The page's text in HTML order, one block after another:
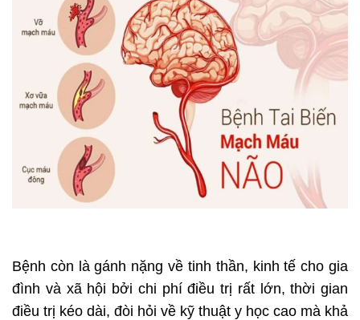
Bệnh còn là gánh nặng về tinh thần, kinh tế cho gia
đình và xã hội bởi chi phí điều trị rất lớn, thời gian
điều trị kéo dài, đòi hỏi về kỹ thuật y học cao mà khả